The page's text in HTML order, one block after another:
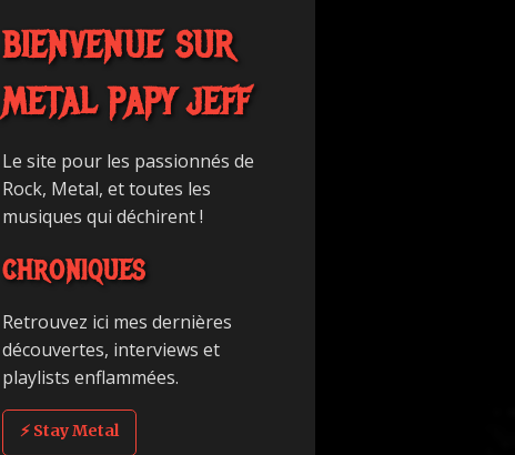
BIENVENUE SUR
METAL PAPY JEFF
Le site pour les passionnés de
Rock, Metal, et toutes les
musiques qui déchirent !
CHRONIQUES
Retrouvez ici mes dernières
découvertes, interviews et
playlists enflammées.
⚡ Stay Metal